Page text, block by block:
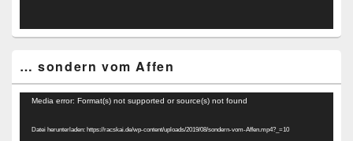
… sondern vom Affen
Video-
Media error: Format(s) not supported or source(s) not found
Datei herunterladen: https://racskai.de/wp-content/uploads/2019/08/sondern-vom-Affen.mp4?_=10